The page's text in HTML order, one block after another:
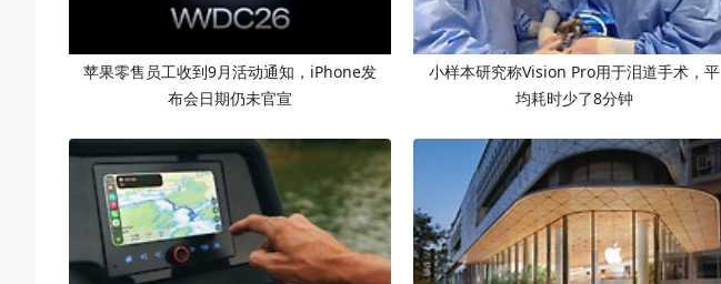
苹果零售员工收到9月活动通知，iPhone发
布会日期仍未官宣
小样本研究称Vision Pro用于泪道手术，平
均耗时少了8分钟